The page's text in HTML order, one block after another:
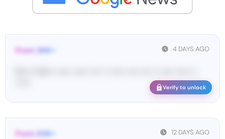
4 DAYS AGO
From: SHE••
Verify to unlock
12 DAYS AGO
From: 628••